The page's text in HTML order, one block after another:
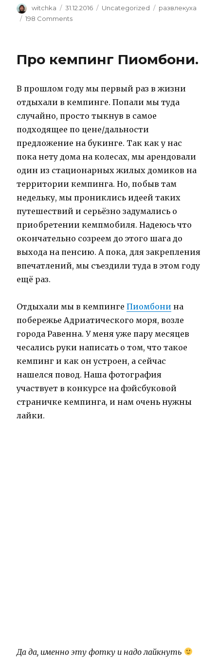
Author
witchka
Posted
on
31.12.2016 Categories
Uncategorized Tags
развлекуха
198 Commentson
Про кемпинг Пиомбони.
В прошлом году мы первый раз в жизни
отдыхали в кемпинге. Попали мы туда
случайно, просто тыкнув в самое
подходящее по цене/дальности
предложение на букинге. Так как у нас
пока нету дома на колесах, мы арендовали
один из стационарных жилых домиков на
территории кемпинга. Но, побыв там
недельку, мы прониклись идеей таких
путешествий и серьёзно задумались о
приобретении кемпмобиля. Надеюсь что
окончательно созреем до этого шага до
выхода на пенсию. А пока, для закрепления
впечатлений, мы съездили туда в этом году
ещё раз.
Отдыхали мы в кемпингеПиомбони на
побережье Адриатического моря, возле
города Равенна. У меня уже пару месяцев
чесались руки написать о том, что такое
кемпинг и как он устроен, а сейчас
нашелся повод. Наша фотография
участвует в конкурсе на фэйсбуковой
страничке кемпинга, и нам очень нужны
лайки.
Да да, именно эту фотку и надо лайкнуть